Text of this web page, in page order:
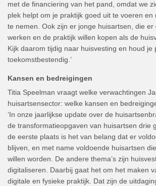
met de financiering van het pand, omdat we
plek helpt om je praktijk goed uit te voeren en
te nemen. Ook zijn er jonge huisartsen, die er
werken en de praktijk willen kopen als de
Kijk daarom tijdig naar huisvesting en houd je
toekomstbestendig.’
Kansen en bedreigingen
Titia Speelman vraagt welke verwachtingen
huisartsensector: welke kansen en
‘In onze jaarlijkse update over de
de transformatieopgaven van huisartsen drie
de eerste plaats is het van belang dat er
blijven, en met name voldoende huisartsen
willen worden. De andere thema’s zijn
digitaliseren. Daarbij gaat het om het maken
digitale en fysieke praktijk. Dat zijn de